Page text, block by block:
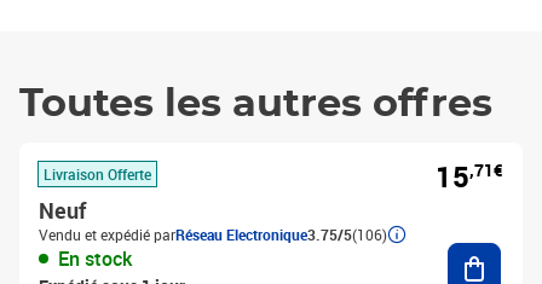
Toutes les autres offres
Livraison Offerte
Neuf
Vendu et expédié parRéseau Electronique3.75/5(106)
En stock
15,71€